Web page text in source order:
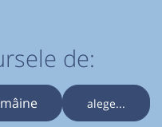
de:
mâine alege...